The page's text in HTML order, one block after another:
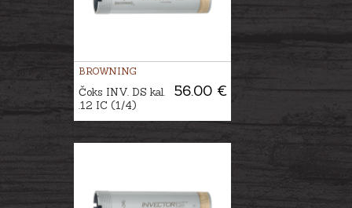
BROWNING
56.00 €
Čoks INV. DS kal.
.12 IC (1/4)